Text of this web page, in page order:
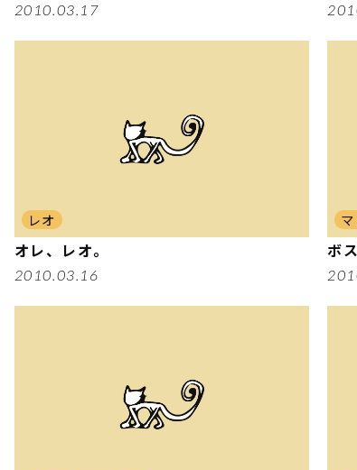
2010.03.17
レオ
オレ、レオ。
2010.03.16
ボ